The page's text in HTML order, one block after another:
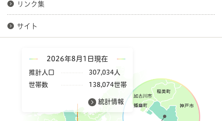
リンク集
サイト
2026年8月1日現在
推計人口
307,034人
世帯数
138,074世帯
統計情報